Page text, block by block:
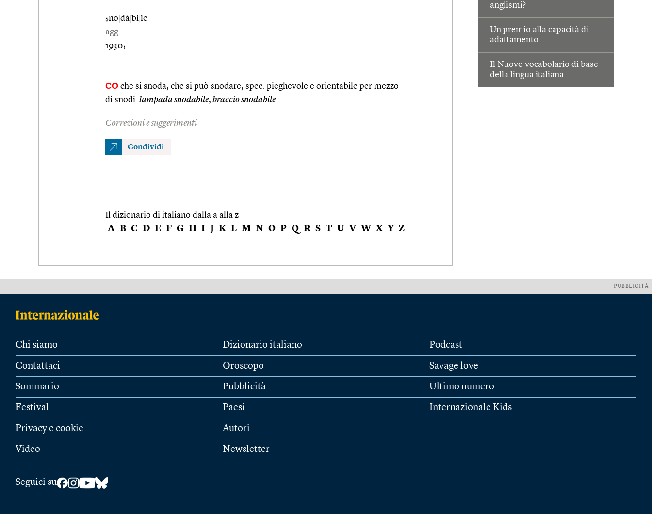
anglismi?
Un premio alla capacità di
adattamento
Il Nuovo vocabolario di base
della lingua italiana
ṣno dà bi le
agg.
1930;
CO che si snoda, che si può snodare, spec. pieghevole e orientabile per mezzo
di snodi: lampada snodabile, braccio snodabile
Correzioni e suggerimenti
Condividi
Il dizionario di italiano dalla a alla z
A B C D E F G H I J K L M N O P Q R S T U V W X Y Z
PUBBLICITÀ
Chi siamo
Contattaci
Sommario
Festival
Privacy e cookie
Video
Dizionario italiano
Oroscopo
Pubblicità
Paesi
Autori
Newsletter
Podcast
Savage love
Ultimo numero
Internazionale Kids
Seguici su